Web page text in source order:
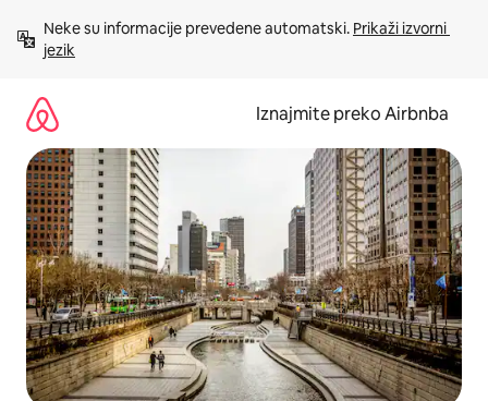
sadržaj
Neke su informacije prevedene automatski. Prikaži izvorni
jezik
Iznajmite preko Airbnba